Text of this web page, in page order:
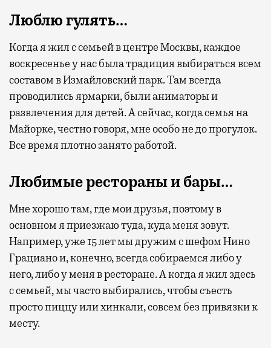
Люблю гулять…
Когда я жил с семьей в центре Москвы, каждое
воскресенье у нас была традиция выбираться всем
составом в Измайловский парк. Там всегда
проводились ярмарки, были аниматоры и
развлечения для детей. А сейчас, когда семья на
Майорке, честно говоря, мне особо не до прогулок.
Все время плотно занято работой.
Любимые рестораны и бары…
Мне хорошо там, где мои друзья, поэтому в
основном я приезжаю туда, куда меня зовут.
Например, уже 15 лет мы дружим с шефом Нино
Грациано и, конечно, всегда собираемся либо у
него, либо у меня в ресторане. А когда я жил здесь
с семьей, мы часто выбирались, чтобы съесть
просто пиццу или хинкали, совсем без привязки к
месту.